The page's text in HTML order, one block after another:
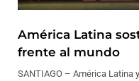
América Latina
frente al mundo
SANTIAGO – América Latina